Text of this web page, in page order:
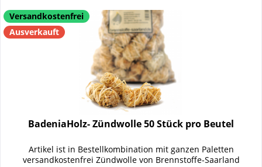
Versandkostenfrei
Ausverkauft
BadeniaHolz- Zündwolle 50 Stück pro Beutel
Artikel ist in Bestellkombination mit ganzen Paletten
versandkostenfrei Zündwolle von Brennstoffe-Saarland